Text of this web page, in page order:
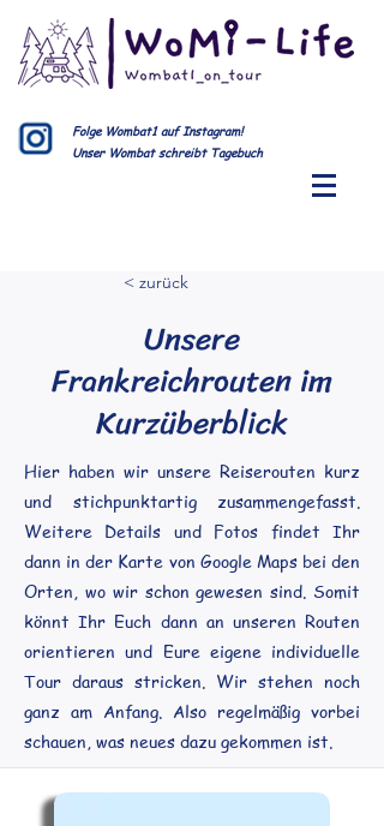
Folge Wombat1 auf Instagram!
Unser Wombat schreibt Tagebuch
< zurück
Unsere
Frankreichrouten im
Kurzüberblick
Hier haben wir unsere Reiserouten kurz
und stichpunktartig zusammengefasst.
Weitere Details und Fotos findet Ihr
dann in der Karte von Google Maps bei den
Orten, wo wir schon gewesen sind. Somit
könnt Ihr Euch dann an unseren Routen
orientieren und Eure eigene individuelle
Tour daraus stricken. Wir stehen noch
ganz am Anfang. Also regelmäßig vorbei
schauen, was neues dazu gekommen ist.